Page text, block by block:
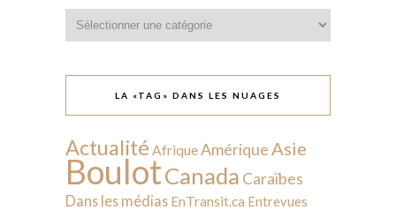
LA «TAG» DANS LES NUAGES
Actualité AfriqueAmérique Asie
BoulotCanada Caraïbes
Dans les médias EnTransit.ca Entrevues